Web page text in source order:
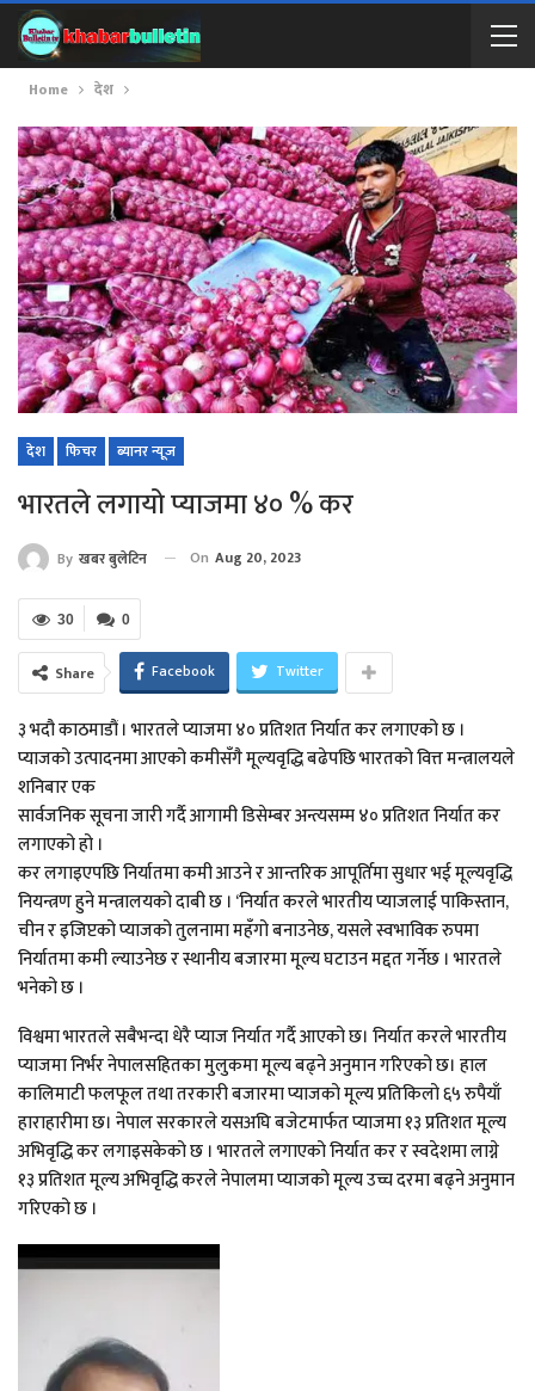
Home देश
देश फिचर ब्यानर न्यूज
भारतले लगायो प्याजमा ४० % कर
By खबर बुलेटिन On Aug 20, 2023
0
30
Share Facebook Twitter
३ भदौ काठमाडौं । भारतले प्याजमा ४० प्रतिशत निर्यात कर लगाएको छ ।
प्याजको उत्पादनमा आएको कमीसँगै मूल्यवृद्धि बढेपछि भारतको वित्त मन्त्रालयले
शनिबार एक
सार्वजनिक सूचना जारी गर्दै आगामी डिसेम्बर अन्त्यसम्म ४० प्रतिशत निर्यात कर
लगाएको हो ।
कर लगाइएपछि निर्यातमा कमी आउने र आन्तरिक आपूर्तिमा सुधार भई मूल्यवृद्धि
नियन्त्रण हुने मन्त्रालयको दाबी छ । ‘निर्यात करले भारतीय प्याजलाई पाकिस्तान,
चीन र इजिप्टको प्याजको तुलनामा महँगो बनाउनेछ, यसले स्वभाविक रुपमा
निर्यातमा कमी ल्याउनेछ र स्थानीय बजारमा मूल्य घटाउन मद्दत गर्नेछ । भारतले
भनेको छ ।
विश्वमा भारतले सबैभन्दा धेरै प्याज निर्यात गर्दै आएको छ। निर्यात करले भारतीय
प्याजमा निर्भर नेपालसहितका मुलुकमा मूल्य बढ्ने अनुमान गरिएको छ। हाल
कालिमाटी फलफूल तथा तरकारी बजारमा प्याजको मूल्य प्रतिकिलो ६५ रुपैयाँ
हाराहारीमा छ। नेपाल सरकारले यसअघि बजेटमार्फत प्याजमा १३ प्रतिशत मूल्य
अभिवृद्धि कर लगाइसकेको छ । भारतले लगाएको निर्यात कर र स्वदेशमा लाग्ने
१३ प्रतिशत मूल्य अभिवृद्धि करले नेपालमा प्याजको मूल्य उच्च दरमा बढ्ने अनुमान
गरिएको छ ।